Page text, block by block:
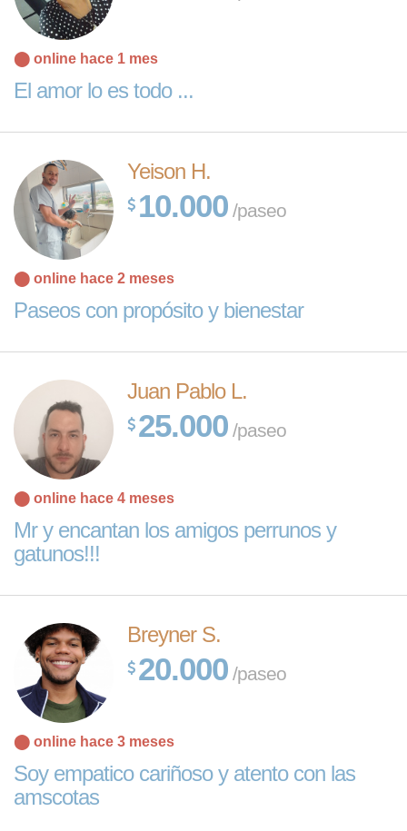
⬤ online hace 1 mes
El amor lo es todo ...
Yeison H.
10.000 /paseo
⬤ online hace 2 meses
Paseos con propósito y bienestar
Juan Pablo L.
25.000 /paseo
⬤ online hace 4 meses
Mr y encantan los amigos perrunos y
gatunos!!!
Breyner S.
20.000 /paseo
⬤ online hace 3 meses
Soy empatico cariñoso y atento con las
amscotas